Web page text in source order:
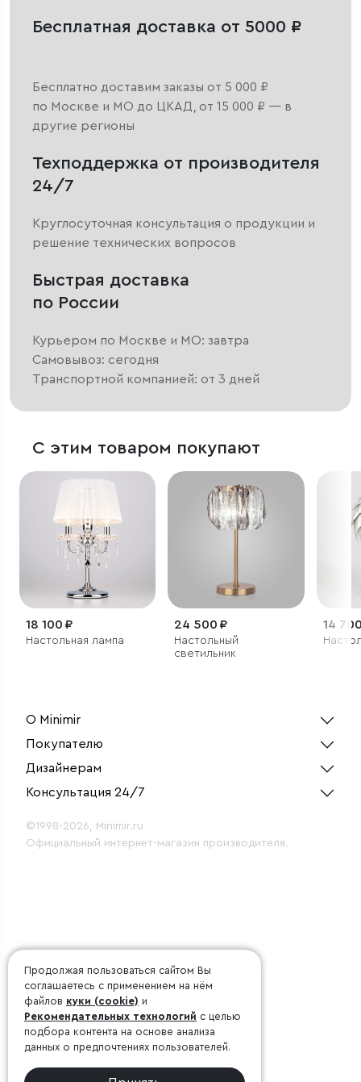
Бесплатная доставка от 5000 ₽
Бесплатно доставим заказы от 5 000 ₽
по Москве и МО до ЦКАД, от 15 000 ₽ — в
другие регионы
Техподдержка от производителя
24/7
Круглосуточная консультация о продукции и
решение технических вопросов
Быстрая доставка
по России
Курьером по Москве и МО: завтра
Самовывоз: сегодня
Транспортной компанией: от 3 дней
С этим товаром покупают
18 100 ₽
Настольная лампа
24 500 ₽
Настольный
светильник
14
О Minimir
Покупателю
Дизайнерам
Консультация 24/7
©1998-2026, Minimir.ru
Официальный интернет-магазин производителя.
Продолжая пользоваться сайтом Вы
соглашаетесь с применением на нём
файлов куки (cookie) и
Рекомендательных технологий с целью
подбора контента на основе анализа
данных о предпочтениях пользователей.